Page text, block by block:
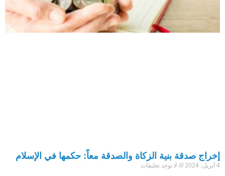
إخراج صدقة بنية الزكاة والصدقة معاً: حكمها في الإسلام
4 أبريل، 2024 لا توجد تعليقات